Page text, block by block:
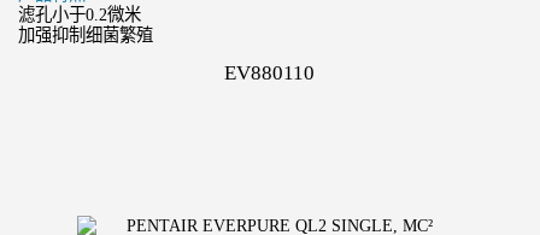
滤孔小于0.2微米
加强抑制细菌繁殖
EV880110